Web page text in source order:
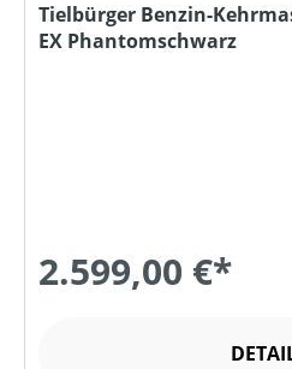
Tielbürger Benzin-
EX Phantomschwarz
2.599,00 €*